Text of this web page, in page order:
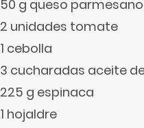
50 g queso
2 unidades tomate
1 cebolla
3 cucharadas aceite
225 g espinaca
1 hojaldre